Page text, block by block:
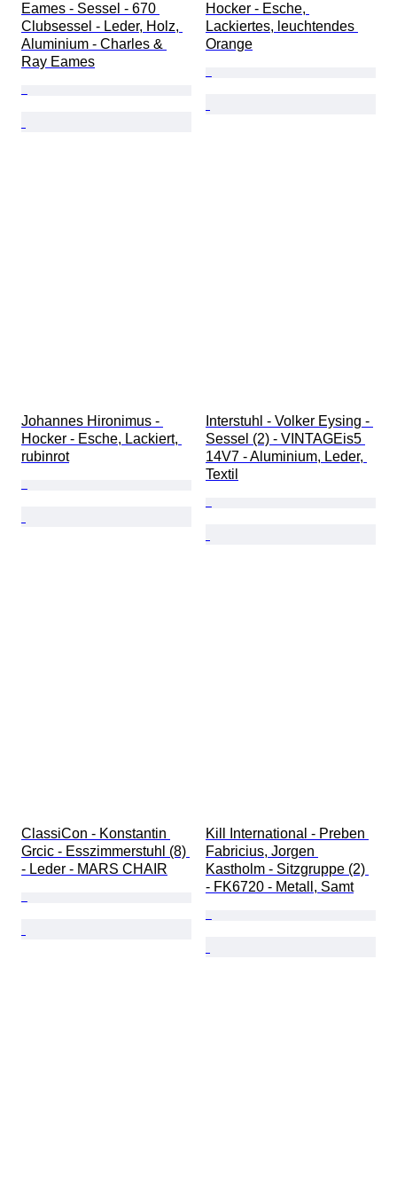
Eames - Sessel - 670
Clubsessel - Leder, Holz,
Aluminium - Charles &
Ray Eames
Hocker - Esche,
Lackiertes, leuchtendes
Orange
Johannes Hironimus -
Hocker - Esche, Lackiert,
rubinrot
Interstuhl - Volker Eysing -
Sessel (2) - VINTAGEis5
14V7 - Aluminium, Leder,
Textil
ClassiCon - Konstantin
Grcic - Esszimmerstuhl (8)
- Leder - MARS CHAIR
Kill International - Preben
Fabricius, Jorgen
Kastholm - Sitzgruppe (2)
- FK6720 - Metall, Samt